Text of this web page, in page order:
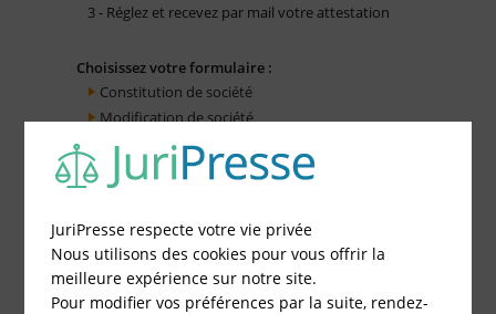
3 - Réglez et recevez par mail votre attestation
Choisissez votre formulaire :
Constitution de société
Modification de société
Fonds de Commerce
Cessation d'activité
JuriPresse respecte votre vie privée
Nous utilisons des cookies pour vous offrir la
meilleure expérience sur notre site.
Pour modifier vos préférences par la suite, rendez-